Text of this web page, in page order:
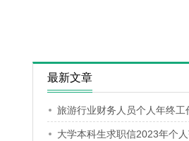
最新文章
旅游行业财务人员个人年终工
大学本科生求职信2023年个